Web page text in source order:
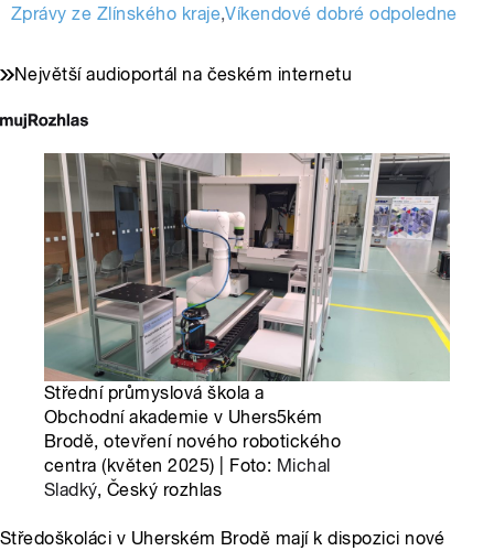
Zprávy ze Zlínského kraje,Víkendové dobré odpoledne
Největší audioportál na českém internetu
Střední průmyslová škola a
Obchodní akademie v Uhers5kém
Brodě, otevření nového robotického
centra (květen 2025) | Foto: Michal
Sladký, Český rozhlas
Středoškoláci v Uherském Brodě mají k dispozici nové